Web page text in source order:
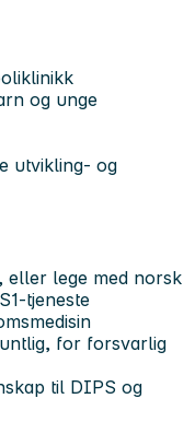
og unge
utvikling- og
eller lege med norsk
tjeneste
for forsvarlig
til DIPS og